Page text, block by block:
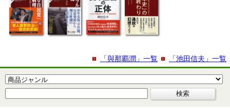
「池田信夫」一覧
「與那覇潤」一覧